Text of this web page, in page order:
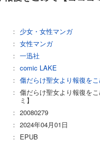
込)
じを表示する
け聖女より報復をこめて【ヨコヨ
じを表示する
け聖女より報復をこめて【ヨコヨ
少女・女性マンガ
女性マンガ
一迅社
comic LAKE
傷だらけ聖女より報復を
傷だらけ聖女より報復を
ミ】
20080279
2024年04月01日
EPUB